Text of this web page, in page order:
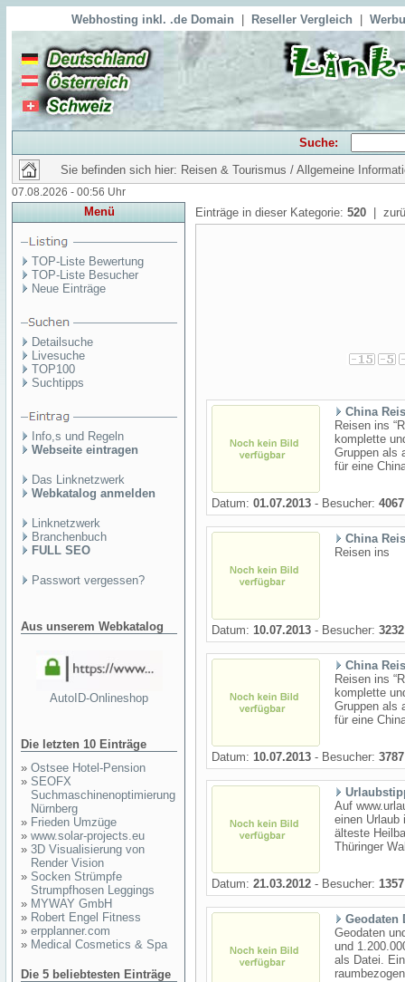
Webhosting inkl. .de Domain Reseller Vergleich
Suche:
Sie befinden sich hier: Reisen & Tourismus / Allgemeine
07.08.2026 - 00:56 Uhr
Menü
TOP-Liste Bewertung
TOP-Liste Besucher
Neue Einträge
Detailsuche
Livesuche
TOP100
Suchtipps
Info,s und Regeln
Webseite eintragen
Das Linknetzwerk
Webkatalog anmelden
Linknetzwerk
Branchenbuch
FULL SEO
Passwort vergessen?
Aus unserem Webkatalog
AutoID-Onlineshop
Die letzten 10 Einträge
» Ostsee Hotel-Pension
» SEOFX
Suchmaschinenoptimierung
Nürnberg
» Frieden Umzüge
» www.solar-projects.eu
» 3D Visualisierung von
Render Vision
» Socken Strümpfe
Strumpfhosen Leggings
» MYWAY GmbH
» Robert Engel Fitness
» erpplanner.com
» Medical Cosmetics & Spa
Die 5 beliebtesten Einträge
Einträge in dieser Kategorie: 520 |
China
Reisen ins
komplette
Gruppen als
für eine
Datum: 01.07.2013 - Besucher: 4067
China
Reisen ins
Datum: 10.07.2013 - Besucher: 3232
China
Reisen ins
komplette
Gruppen als
für eine
Datum: 10.07.2013 - Besucher: 3787
Auf
einen Urlaub
älteste
Thüringer
Datum: 21.03.2012 - Besucher: 1357
Geodaten
Geodaten
und
als Datei.